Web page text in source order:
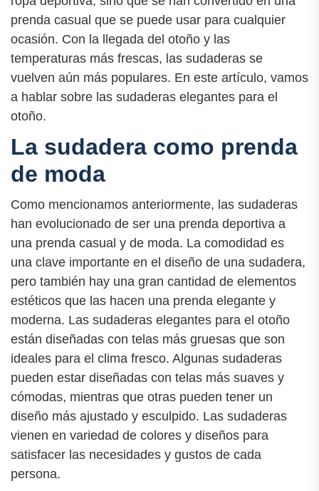
prenda casual que se puede usar para cualquier
ocasión. Con la llegada del otoño y las
temperaturas más frescas, las sudaderas se
vuelven aún más populares. En este artículo, vamos
a hablar sobre las sudaderas elegantes para el
otoño.
La sudadera como prenda
de moda
Como mencionamos anteriormente, las sudaderas
han evolucionado de ser una prenda deportiva a
una prenda casual y de moda. La comodidad es
una clave importante en el diseño de una sudadera,
pero también hay una gran cantidad de elementos
estéticos que las hacen una prenda elegante y
moderna. Las sudaderas elegantes para el otoño
están diseñadas con telas más gruesas que son
ideales para el clima fresco. Algunas sudaderas
pueden estar diseñadas con telas más suaves y
cómodas, mientras que otras pueden tener un
diseño más ajustado y esculpido. Las sudaderas
vienen en variedad de colores y diseños para
satisfacer las necesidades y gustos de cada
persona.